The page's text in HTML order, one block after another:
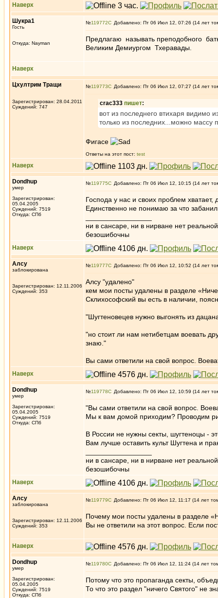
Наверх
Шукра1
Гость
Откуда: Nayman
№119772 Добавлено: Пт 06 Июл 12, 07:26 (14 лет
Предлагаю называть преподобного
Великим Демиургом Тхеравады.
Наверх
Цхултрим Тращи
Зарегистрирован: 28.04.2011
Суждений: 747
№119773 Добавлено: Пт 06 Июл 12, 07:27 (14 лет
crac333 пишет:
вот из последнего втихаря видимо
только из последних...можно
Фигасе
Ответы на этот пост: test
Наверх
Dondhup
умер
Зарегистрирован:
05.04.2005
Суждений: 7519
Откуда: СПб
№119775 Добавлено: Пт 06 Июл 12, 10:15 (14 лет
Господа у нас и своих проблем хватает,
Единственно не понимаю за что
ни в сансаре, ни в нирване нет
безошибочны
Наверх
Алсу
заблокирована
Зарегистрирован: 12.11.2006
Суждений: 353
№119777 Добавлено: Пт 06 Июл 12, 10:52 (14 лет
Алсу "удалено"
кем мои посты удалены в разделе
Склихософский вы есть в наличии,
"Шугтеновецев нужно выгонять из
"но стоит ли нам нетибетцам воевать
знаю."
Вы сами ответили на свой вопрос.
Наверх
Dondhup
умер
Зарегистрирован:
05.04.2005
Суждений: 7519
Откуда: СПб
№119778 Добавлено: Пт 06 Июл 12, 10:59 (14 лет
"Вы сами ответили на свой вопрос.
Мы к вам домой приходим? Проводим
В России не нужны секты, шугтеноцы -
Вам лучше оставить культ Шугтена и
ни в сансаре, ни в нирване нет
безошибочны
Наверх
Алсу
заблокирована
Зарегистрирован: 12.11.2006
Суждений: 353
№119779 Добавлено: Пт 06 Июл 12, 11:17 (14 лет
Почему мои посты удалены в разделе
Вы не ответили на этот вопрос. Если
Наверх
Dondhup
умер
Зарегистрирован:
05.04.2005
Суждений: 7519
Откуда: СПб
№119780 Добавлено: Пт 06 Июл 12, 11:24 (14 лет
Потому что это пропаганда секты,
То что это раздел "ничего Святого" не